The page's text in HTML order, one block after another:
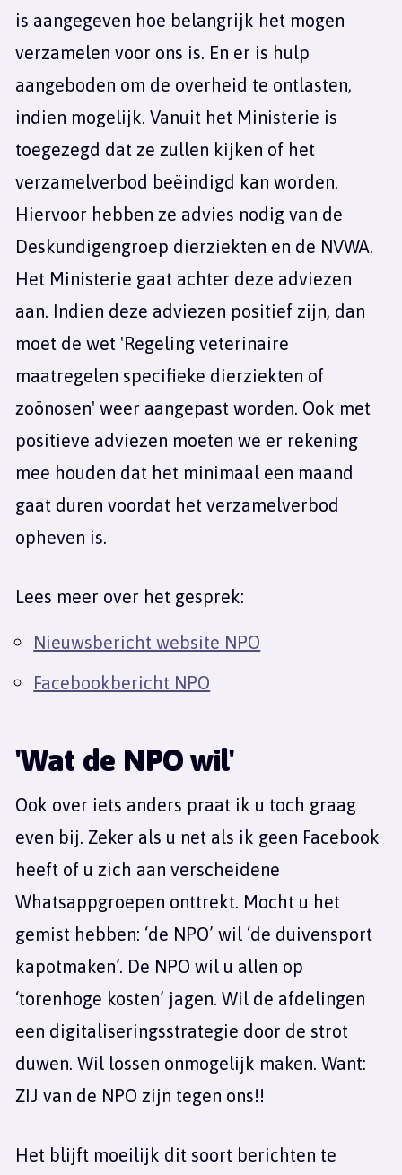
is aangegeven hoe belangrijk het mogen
verzamelen voor ons is. En er is hulp
aangeboden om de overheid te ontlasten,
indien mogelijk. Vanuit het Ministerie is
toegezegd dat ze zullen kijken of het
verzamelverbod beëindigd kan worden.
Hiervoor hebben ze advies nodig van de
Deskundigengroep dierziekten en de NVWA.
Het Ministerie gaat achter deze adviezen
aan. Indien deze adviezen positief zijn, dan
moet de wet 'Regeling veterinaire
maatregelen specifieke dierziekten of
zoönosen' weer aangepast worden. Ook met
positieve adviezen moeten we er rekening
mee houden dat het minimaal een maand
gaat duren voordat het verzamelverbod
opheven is.
Lees meer over het gesprek:
Nieuwsbericht website NPO
Facebookbericht NPO
'Wat de NPO wil'
Ook over iets anders praat ik u toch graag
even bij. Zeker als u net als ik geen Facebook
heeft of u zich aan verscheidene
Whatsappgroepen onttrekt. Mocht u het
gemist hebben: ‘de NPO’ wil ‘de duivensport
kapotmaken’. De NPO wil u allen op
‘torenhoge kosten’ jagen. Wil de afdelingen
een digitaliseringsstrategie door de strot
duwen. Wil lossen onmogelijk maken. Want:
ZIJ van de NPO zijn tegen ons!!
Het blijft moeilijk dit soort berichten te